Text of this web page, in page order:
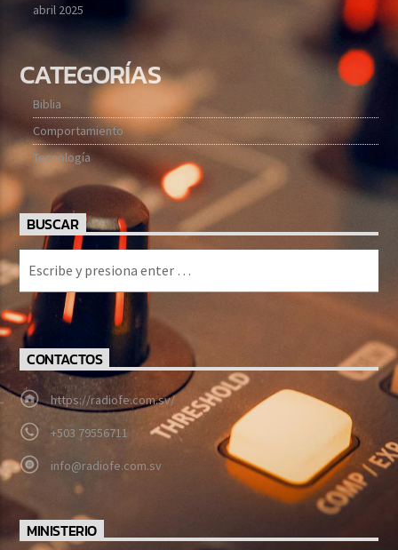
abril 2025
CATEGORÍAS
Biblia
Comportamiento
Tecnología
BUSCAR
CONTACTOS
https://radiofe.com.sv/
+503 79556711
info@radiofe.com.sv
MINISTERIO